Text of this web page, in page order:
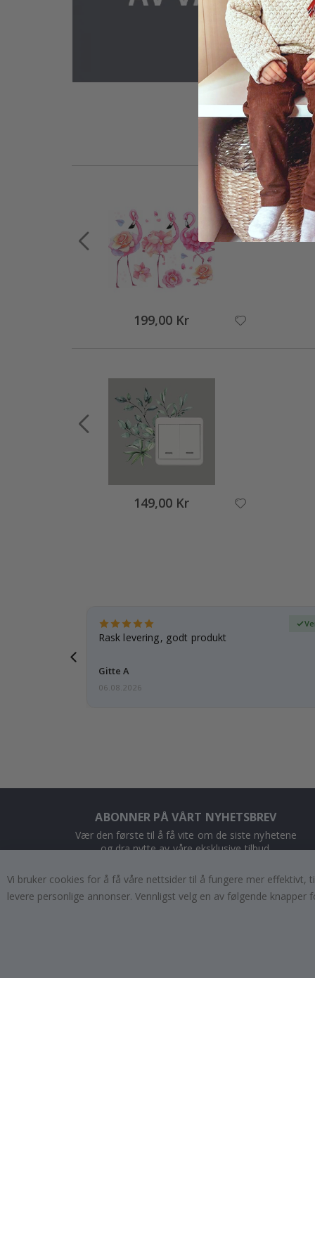
199,00 Kr
149,00 Kr
Rask levering, godt produkt
Gitte A
06.08.2026
ABONNER PÅ VÅRT NYHETSBREV
Vær den første til å få vite om de siste nyhetene
og dra nytte av våre eksklusive tilbud.
ABONNER
To
Vi bruker cookies for å få våre nettsider til å fungere mer effektivt,
levere personlige annonser. Vennligst velg en av følgende